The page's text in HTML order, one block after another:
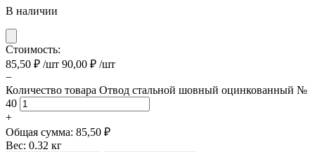
В наличии
Стоимость:
85,50 ₽ /шт 90,00 ₽ /шт
−
Количество товара Отвод стальной шовный оцинкованный №
40
+
Общая сумма: 85,50 ₽
Вес: 0.32 кг